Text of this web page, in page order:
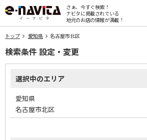
さぁ、今すぐ検索！
ナビタに掲載されている
地元のお店の情報が満載！
トップ 愛知県 名古屋市北区
検索条件 設定・変更
選択中のエリア
愛知県
名古屋市北区